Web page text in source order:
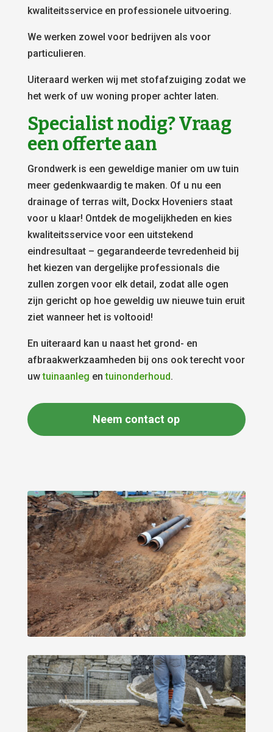
kwaliteitsservice en professionele uitvoering.
We werken zowel voor bedrijven als voor
particulieren.
Uiteraard werken wij met stofafzuiging zodat we
het werk of uw woning proper achter laten.
Specialist nodig? Vraag
een offerte aan
Grondwerk is een geweldige manier om uw tuin
meer gedenkwaardig te maken. Of u nu een
drainage of terras wilt, Dockx Hoveniers staat
voor u klaar! Ontdek de mogelijkheden en kies
kwaliteitsservice voor een uitstekend
eindresultaat – gegarandeerde tevredenheid bij
het kiezen van dergelijke professionals die
zullen zorgen voor elk detail, zodat alle ogen
zijn gericht op hoe geweldig uw nieuwe tuin eruit
ziet wanneer het is voltooid!
En uiteraard kan u naast het grond- en
afbraakwerkzaamheden bij ons ook terecht voor
uwtuinaanleg entuinonderhoud.
Neem contact op